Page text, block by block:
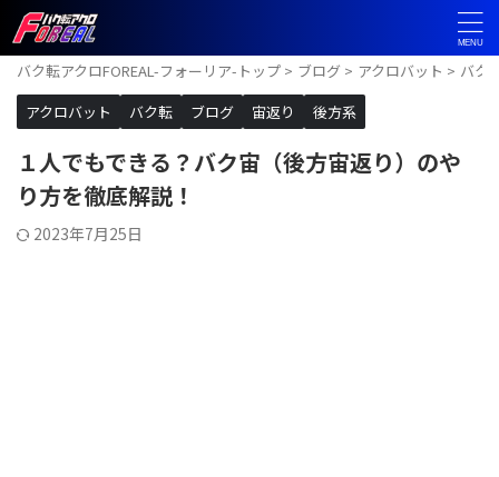
バク転アクロFOREAL-フォーリア-トップ > ブログ > アクロバット > バク
アクロバット
バク転 ブログ 宙返り 後方系
１人でもできる？バク宙（後方宙返り）のや
り方を徹底解説！
2023年7月25日